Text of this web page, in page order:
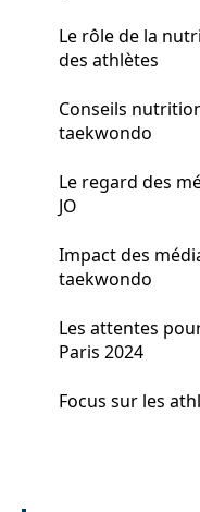
Le rôle de la
des athlètes
Conseils
taekwondo
Le regard des
JO
Impact des
taekwondo
Les attentes
Paris 2024
Focus sur les